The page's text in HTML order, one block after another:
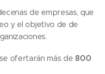
de empresas, que
y el objetivo de de
ofertarán más de 800